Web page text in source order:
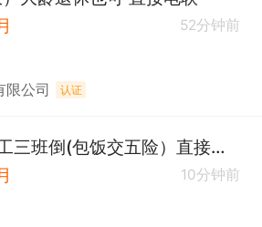
52分钟前
限公司 认证
招熟练经编上轴工三班倒(包饭交五险）直接电话联系
10分钟前